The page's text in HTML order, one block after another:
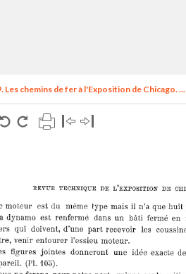
chemins de fer à l'Exposition de Chicago. ...